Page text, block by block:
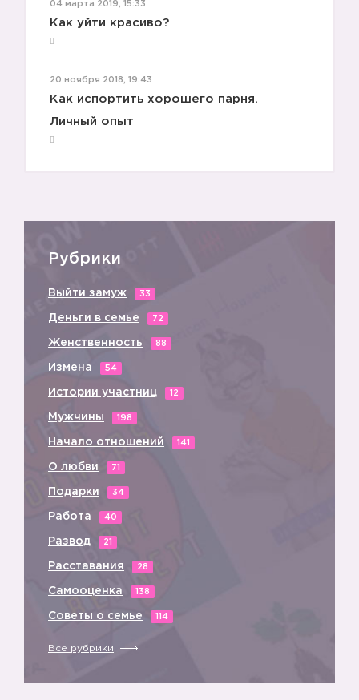
04 марта 2019, 15:33
Как уйти красиво?
20 ноября 2018, 19:43
Как испортить хорошего парня.
Личный опыт
Рубрики
Выйти замуж 33
Деньги в семье 72
Женственность 88
Измена 54
Истории участниц 12
Мужчины 198
Начало отношений 141
О любви 71
Подарки 34
Работа 40
Развод 21
Расставания 28
Самооценка 138
Советы о семье 114
Все рубрики